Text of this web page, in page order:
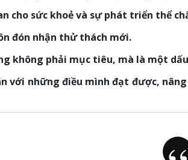
cho sức khoẻ và sự phát triển thể
đón nhận thử thách mới.
không phải mục tiêu, mà là một
với những điều mình đạt được,